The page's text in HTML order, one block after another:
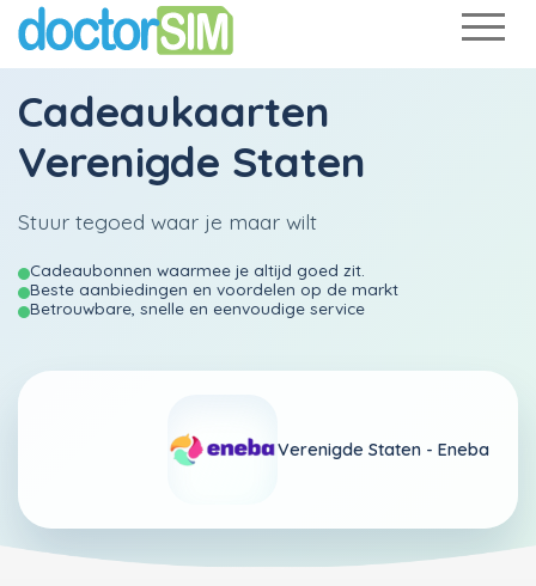
Cadeaukaarten
Verenigde Staten
Stuur tegoed waar je maar wilt
Cadeaubonnen waarmee je altijd goed zit.
Beste aanbiedingen en voordelen op de markt
Betrouwbare, snelle en eenvoudige service
Verenigde Staten - Eneba